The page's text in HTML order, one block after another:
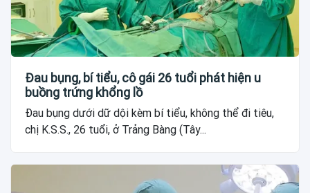
Đau bụng, bí tiểu, cô gái 26 tuổi phát hiện u
buồng trứng khổng lồ
Đau bụng dưới dữ dội kèm bí tiểu, không thể đi tiêu,
chị K.S.S., 26 tuổi, ở Trảng Bàng (Tây...